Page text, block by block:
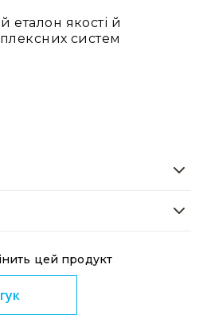
Стробоскопи
Лазери
вогню
мильних
еталон якості й
систем
цей продукт